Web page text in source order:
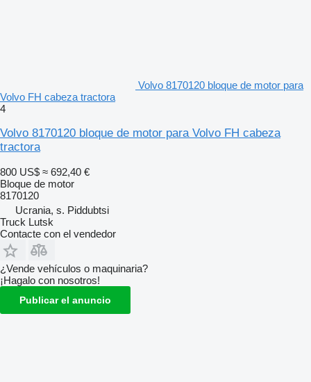
Volvo 8170120 bloque de motor para
Volvo FH cabeza tractora
4
Volvo 8170120 bloque de motor para Volvo FH cabeza
tractora
800 US$ ≈ 692,40 €
Bloque de motor
8170120
Ucrania, s. Piddubtsi
Truck Lutsk
Contacte con el vendedor
¿Vende vehículos o maquinaria?
¡Hagalo con nosotros!
Publicar el anuncio